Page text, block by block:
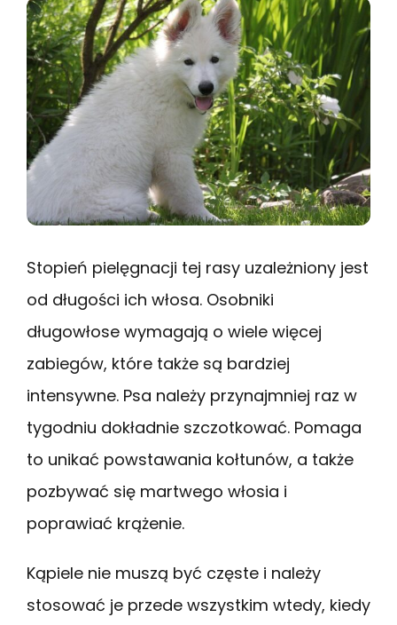
Stopień pielęgnacji tej rasy uzależniony jest
od długości ich włosa. Osobniki
długowłose wymagają o wiele więcej
zabiegów, które także są bardziej
intensywne. Psa należy przynajmniej raz w
tygodniu dokładnie szczotkować. Pomaga
to unikać powstawania kołtunów, a także
pozbywać się martwego włosia i
poprawiać krążenie.
Kąpiele nie muszą być częste i należy
stosować je przede wszystkim wtedy, kiedy